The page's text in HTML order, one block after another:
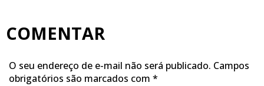
COMENTAR
O seu endereço de e-mail não será publicado. Campos
obrigatórios são marcados com *